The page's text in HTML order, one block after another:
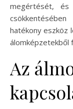
megértését,
hatékony eszköz
álomképzetekből
Az